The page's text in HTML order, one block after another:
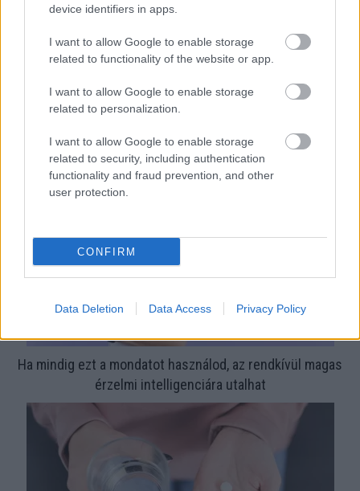
device identifiers in apps.
I want to allow Google to enable storage
related to functionality of the website or app.
I want to allow Google to enable storage
related to personalization.
I want to allow Google to enable storage
related to security, including authentication
functionality and fraud prevention, and other
user protection.
CONFIRM
Data Deletion Data Access Privacy Policy
Nem ecettel és nem szódabikarbónával: ezzel lesz újra
csillogó a vízköves csap
Ha mindig ezt a mondatot használod, az rendkívül magas
érzelmi intelligenciára utalhat